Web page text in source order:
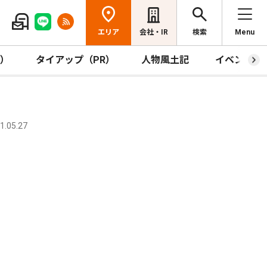
エリア 会社・IR 検索 Menu
タイアップ（PR） 人物風土記 イベント